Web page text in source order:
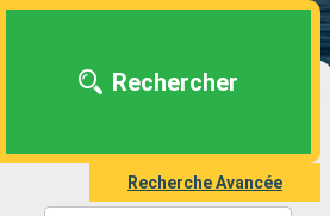
Rechercher
Recherche Avancée